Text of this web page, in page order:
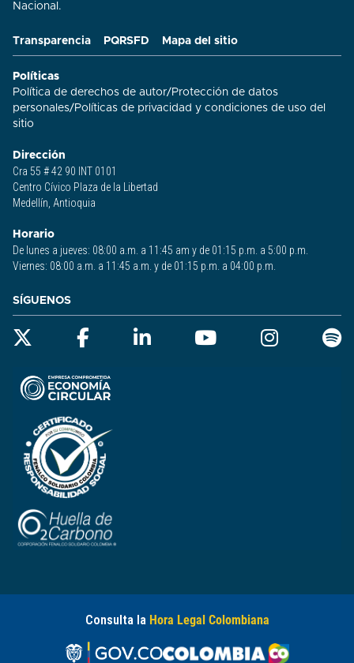
Transparencia PQRSFD Mapa del sitio
Políticas
Política de derechos de autor/ Protección de datos
personales/ Políticas de privacidad y condiciones de uso del
sitio​
Dirección
Cra 55 # 42 90 INT 0101
Centro Cívico Plaza de la Libertad
Medellín, Antioquia
Horario
De lunes a jueves: 08:00 a.m. a 11:45 am y de 01:15 p.m. a 5:00 p.m.
Viernes: 08:00 a.m. a 11:45 a.m. y de 01:15 p.m. a 04:00 p.m.
Nacional.
SÍGUENOS
Consulta la Hora Legal Colombiana